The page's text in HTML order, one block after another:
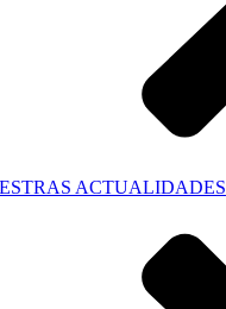
ACTUALIDADES